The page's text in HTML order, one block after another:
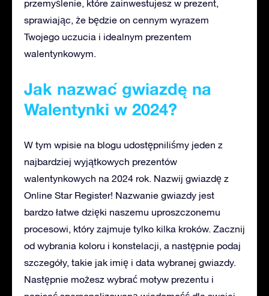
przemyślenie, które zainwestujesz w prezent,
sprawiając, że będzie on cennym wyrazem
Twojego uczucia i idealnym prezentem
walentynkowym.
Jak nazwać gwiazdę na
Walentynki w 2024?
W tym wpisie na blogu udostępniliśmy jeden z
najbardziej wyjątkowych prezentów
walentynkowych na 2024 rok. Nazwij gwiazdę z
Online Star Register! Nazwanie gwiazdy jest
bardzo łatwe dzięki naszemu uproszczonemu
procesowi, który zajmuje tylko kilka kroków. Zacznij
od wybrania koloru i konstelacji, a następnie podaj
szczegóły, takie jak imię i data wybranej gwiazdy.
Następnie możesz wybrać motyw prezentu i